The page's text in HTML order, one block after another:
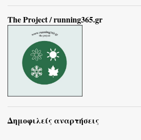
The Project / running365.gr
Δημοφιλείς αναρτήσεις